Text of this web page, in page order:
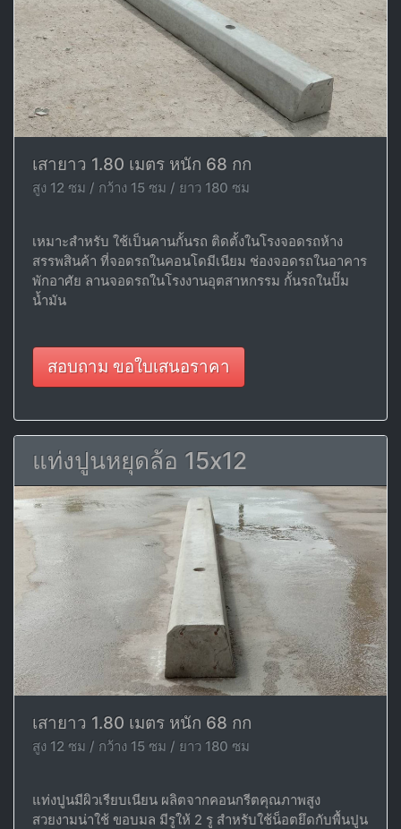
เสายาว 1.80 เมตร หนัก 68 กก
สูง 12 ซม / กว้าง 15 ซม / ยาว 180 ซม
เหมาะสำหรับ ใช้เป็นคานกั้นรถ ติดตั้งในโรงจอดรถห้าง
สรรพสินค้า ที่จอดรถในคอนโดมีเนียม ช่องจอดรถในอาคาร
พักอาศัย ลานจอดรถในโรงงานอุตสาหกรรม กั้นรถในปั๊ม
น้ำมัน
สอบถาม ขอใบเสนอราคา
แท่งปูนหยุดล้อ 15x12
เสายาว 1.80 เมตร หนัก 68 กก
สูง 12 ซม / กว้าง 15 ซม / ยาว 180 ซม
แท่งปูนมีผิวเรียบเนียน ผลิตจากคอนกรีตคุณภาพสูง
สวยงามน่าใช้ ขอบมล มีรูให้ 2 รู สำหรับใช้น็อตยึดกับพื้นปูน